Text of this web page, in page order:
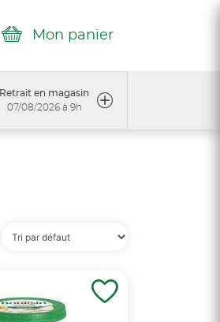
Mon panier
Retrait en magasin
07/08/2026 à 9h